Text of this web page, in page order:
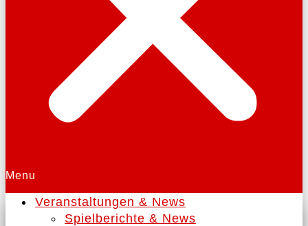
Menu
Veranstaltungen & News
Spielberichte & News